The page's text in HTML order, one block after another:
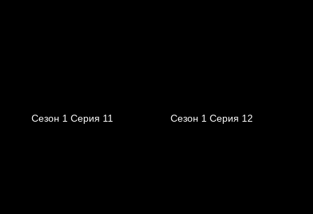
Сезон 1 Серия 11 Сезон 1 Серия 12